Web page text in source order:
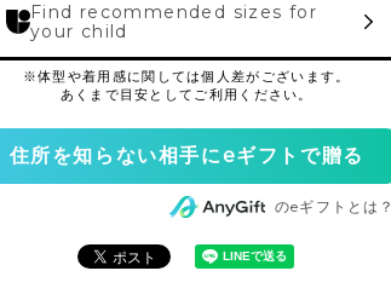
Find recommended sizes for
your child
住所を知らない相手にeギフトで贈る
のeギフトとは？